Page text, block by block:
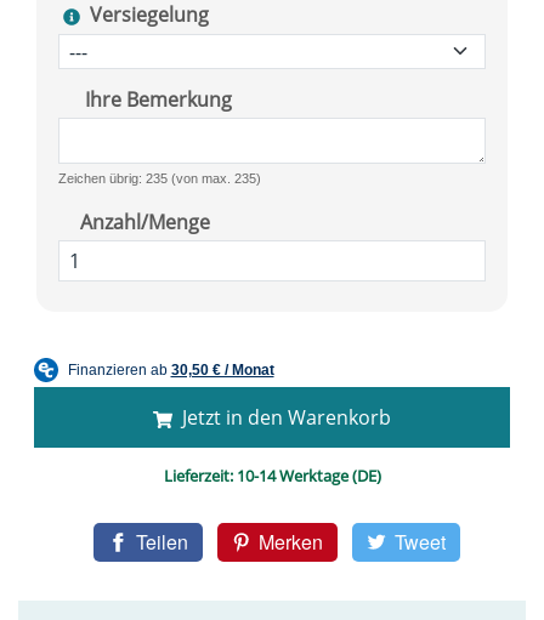
Versiegelung
Ihre Bemerkung
Zeichen übrig: 235 (von max. 235)
Anzahl/Menge
Jetzt in den Warenkorb
Lieferzeit:10-14 Werktage (DE)
Teilen Merken Tweet